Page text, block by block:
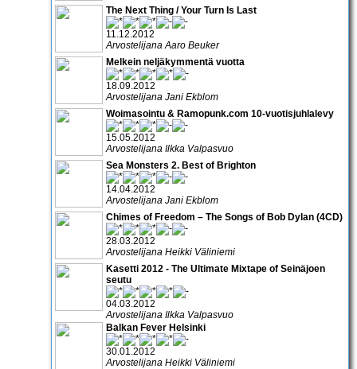
The Next Thing / Your Turn Is Last
11.12.2012
Arvostelijana Aaro Beuker
Melkein neljäkymmentä vuotta
18.09.2012
Arvostelijana Jani Ekblom
Woimasointu & Ramopunk.com 10-vuotisjuhlalevy
15.05.2012
Arvostelijana Ilkka Valpasvuo
Sea Monsters 2. Best of Brighton
14.04.2012
Arvostelijana Jani Ekblom
Chimes of Freedom – The Songs of Bob Dylan (4CD)
28.03.2012
Arvostelijana Heikki Väliniemi
Kasetti 2012 - The Ultimate Mixtape of Seinäjoen
seutu
04.03.2012
Arvostelijana Ilkka Valpasvuo
Balkan Fever Helsinki
30.01.2012
Arvostelijana Heikki Väliniemi